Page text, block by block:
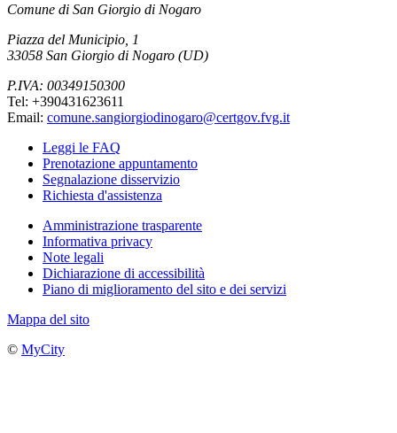
Comune di San Giorgio di Nogaro
Piazza del Municipio, 1
33058 San Giorgio di Nogaro (UD)
P.IVA: 00349150300
Tel: +390431623611
Email: comune.sangiorgiodinogaro@certgov.fvg.it
Leggi le FAQ
Prenotazione appuntamento
Segnalazione disservizio
Richiesta d'assistenza
Amministrazione trasparente
Informativa privacy
Note legali
Dichiarazione di accessibilità
Piano di miglioramento del sito e dei servizi
Mappa del sito
© MyCity